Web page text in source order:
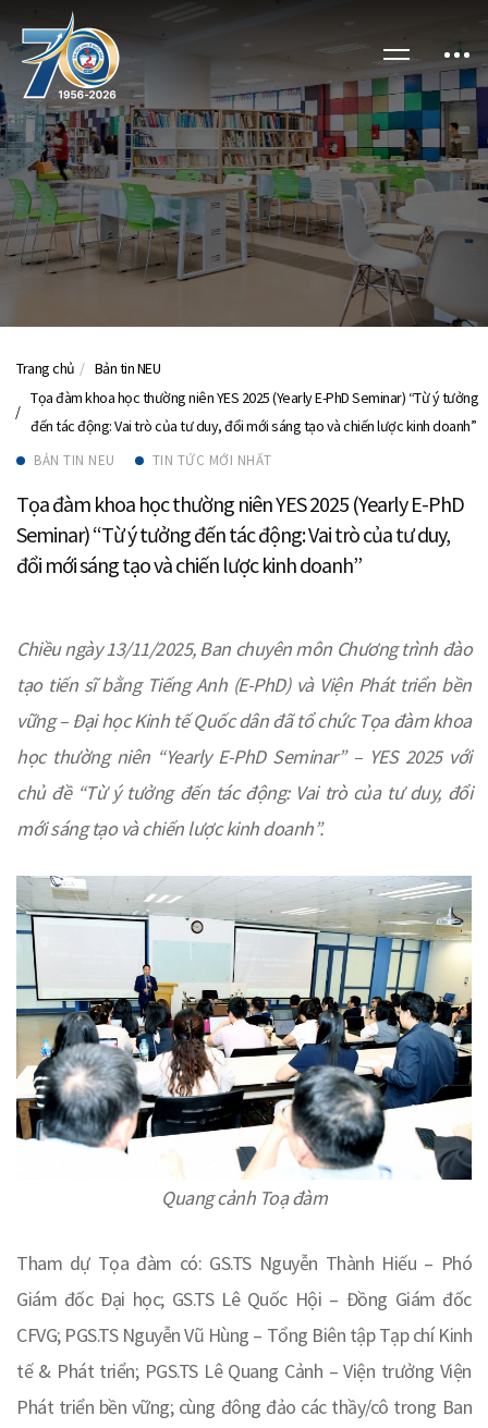
Trang chủ
Bản tin NEU
Tọa đàm khoa học thường niên YES 2025 (Yearly E-PhD Seminar) “Từ ý tưởng
đến tác động: Vai trò của tư duy, đổi mới sáng tạo và chiến lược kinh doanh”
BẢN TIN NEU TIN TỨC MỚI NHẤT
Tọa đàm khoa học thường niên YES 2025 (Yearly E-PhD
Seminar) “Từ ý tưởng đến tác động: Vai trò của tư duy,
đổi mới sáng tạo và chiến lược kinh doanh”
Chiều ngày 13/11/2025, Ban chuyên môn Chương trình đào
tạo tiến sĩ bằng Tiếng Anh (E-PhD) và Viện Phát triển bền
vững – Đại học Kinh tế Quốc dân đã tổ chức Tọa đàm khoa
học thường niên “Yearly E-PhD Seminar” – YES 2025 với
chủ đề “Từ ý tưởng đến tác động: Vai trò của tư duy, đổi
mới sáng tạo và chiến lược kinh doanh”.
Quang cảnh Toạ đàm
Tham dự Tọa đàm có: GS.TS Nguyễn Thành Hiếu – Phó
Giám đốc Đại học; GS.TS Lê Quốc Hội – Đồng Giám đốc
CFVG; PGS.TS Nguyễn Vũ Hùng – Tổng Biên tập Tạp chí Kinh
tế & Phát triển; PGS.TS Lê Quang Cảnh – Viện trưởng Viện
Phát triển bền vững; cùng đông đảo các thầy/cô trong Ban